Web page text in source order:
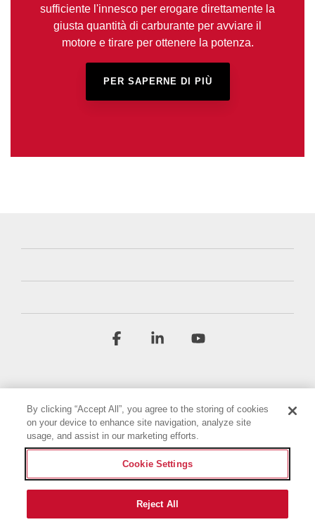
sufficiente l'innesco per erogare direttamente la
giusta quantità di carburante per avviare il
motore e tirare per ottenere la potenza.
PER SAPERNE DI PIÙ
Termini e condizioni
Informativa sulla privacy
Dichiarazione di accessibilità
Impronta
Impostazioni dei cookie
© 2026 Briggs & Stratton, LLC. All rights reserved.
Facebook Linkedin
By clicking “Accept All”, you agree to the storing of cookies
on your device to enhance site navigation, analyze site
usage, and assist in our marketing efforts.
Cookie Settings
Reject All